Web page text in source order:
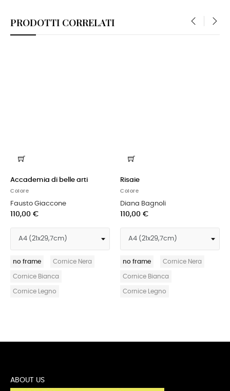
PRODOTTI CORRELATI
Accademia di belle arti
Colore
Fausto Giaccone
110,00 €
no frame Cornice Nera
Cornice Bianca
Cornice Legno
Risaie
Colore
Diana Bagnoli
110,00 €
no frame Cornice Nera
Cornice Bianca
Cornice Legno
ABOUT US